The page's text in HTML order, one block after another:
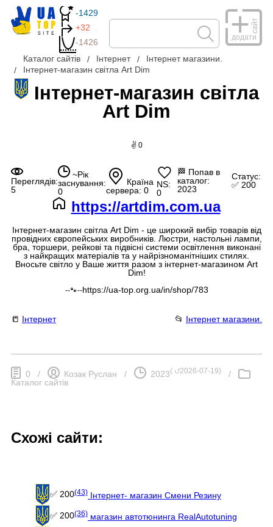
-1429
+32
-1426
додати
сайт
Каталог сайтів Інтернет
Інтернет магазини.
Інтернет-магазин світла Art Dim
Інтернет-магазин світла
Art Dim
✌ 0
Переглядів:
5
~Рік
заснування:
0
Країна
сервера: 0
NS:
0
🏁 Попав в
каталог:
2023
Статус:
✅ 200
https://artdim.com.ua
Інтернет-магазин світла Art Dim - це широкий вибір товарів від
провідних європейських виробників. Люстри, настольні лампи,
бра, торшери, рейкові та підвісні системи освітлення виконані
з найкращих матеріалів та у найрізноманітніших стилях.
Вносьте світло у Ваше життя разом з інтернет-магазином Art
Dim!
--🐾--https://ua-top.org.ua/in/shop/783
📒 Інтернет 📂 Інтернет магазини.
0 / Козак Руслан / 2023( ⮍2026-07-19)
/
Каталог сайтів
Схожі сайти:
✅ 200(43) Інтернет- магазин Смени Резину
✅ 200(36) магазин автотюнинга RealAutotuning